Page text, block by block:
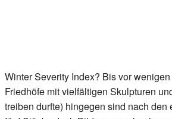
Winter Severity Index? Bis vor
Friedhöfe mit vielfältigen Skulpturen
treiben durfte) hingegen sind nach